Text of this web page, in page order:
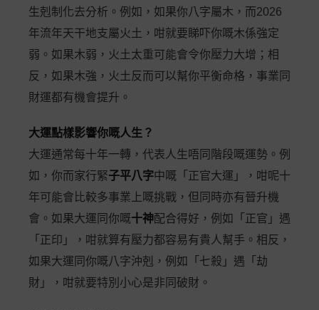
生剋制化去分析。例如，如果你八字屬木，而2026
年流年天干地支屬火土，咁就要睇吓你嘅木係強定
弱。如果木弱，火土太重可能會令你壓力大增；相
反，如果木強，火土反而可以幫你平衡命格，事業同
財運都有機會提升。
大運點樣影響你嘅人生？
大運通常每十年一轉，代表人生唔同階段嘅運勢。例
如，你而家行緊子平八字中嘅「正官大運」，咁呢十
年可能會比較多事業上嘅挑戰，但同時亦有晉升機
會。如果大運同你嘅十神配合得好，例如「正官」遇
「正印」，咁就算有壓力都容易有貴人幫手。相反，
如果大運同你嘅八字沖剋，例如「七殺」遇「劫
財」，咁就要特別小心是非同破財。